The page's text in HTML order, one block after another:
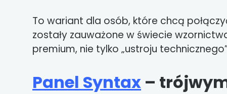
To wariant dla osób, które chcą
zostały zauważone w świecie
premium, nie tylko „ustroju
Panel Syntax –